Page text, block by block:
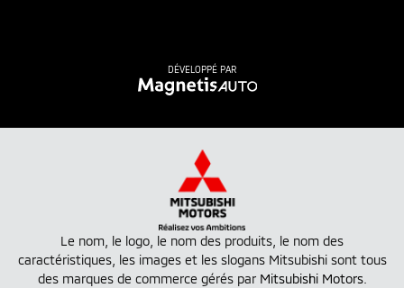
DÉVELOPPÉ PAR
Le nom, le logo, le nom des produits, le nom des
caractéristiques, les images et les slogans Mitsubishi sont tous
des marques de commerce gérés par Mitsubishi Motors.